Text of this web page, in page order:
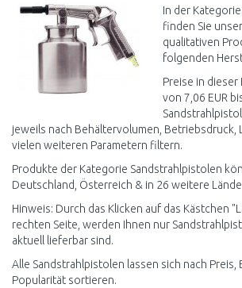
Vergleichen
In der
finden Sie
qualitativen
folgenden
Preise in
von 7,06 EUR
jeweils nach Behältervolumen, Betriebsdruck,
vielen weiteren Parametern filtern.
Produkte der Kategorie Sandstrahlpistolen
Deutschland, Österreich & in 26 weitere
Hinweis: Durch das Klicken auf das Kästchen
rechten Seite, werden Ihnen nur
aktuell lieferbar sind.
Alle Sandstrahlpistolen lassen sich nach Preis,
Popularität sortieren.